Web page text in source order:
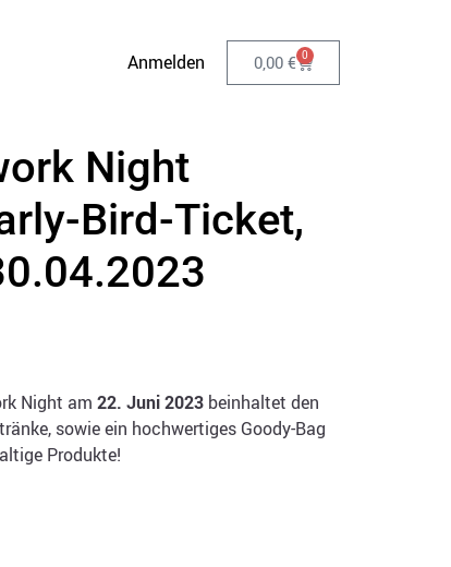
Anmelden 0,00 € 0
Night
Bird-Ticket,
Night am 22. Juni 2023beinhaltet den
sowie ein hochwertiges Goody-Bag
Produkte!